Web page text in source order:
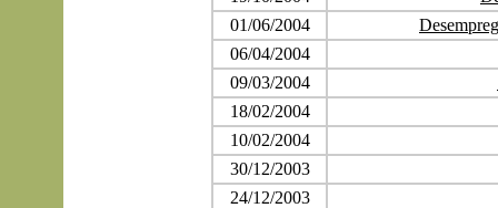
01/06/2004
06/04/2004
09/03/2004
18/02/2004
10/02/2004
30/12/2003
24/12/2003